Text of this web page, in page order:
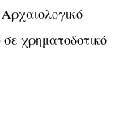
χρηματοδοτικό